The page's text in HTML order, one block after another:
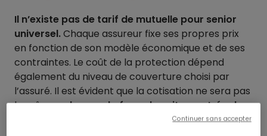
Il n’existe pas de tarif de mutuelle pour senior
universel.Chaque assureur fixe ses propres prix
en fonction de son modèle économique et de ses
contraintes. Le coût de la protection dépend
également du niveau de couverture choisi par
l’assuré. Il est évident que la cotisation ne sera pas
la mêmeselon que la formule soit en entrée de
Continuer sans accepter